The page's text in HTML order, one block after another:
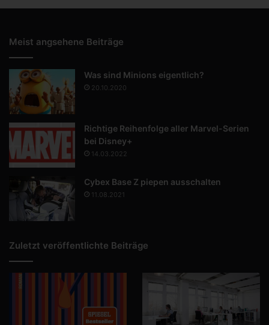
Meist angsehene Beiträge
Was sind Minions eigentlich?
20.10.2020
Richtige Reihenfolge aller Marvel-Serien
bei Disney+
14.03.2022
Cybex Base Z piepen ausschalten
11.08.2021
Zuletzt veröffentlichte Beiträge